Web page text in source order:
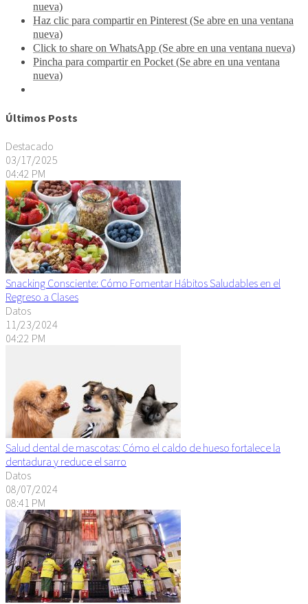
nueva)
Haz clic para compartir en Pinterest (Se abre en una ventana
nueva)
Click to share on WhatsApp (Se abre en una ventana nueva)
Pincha para compartir en Pocket (Se abre en una ventana
nueva)
Últimos Posts
Destacado
03/17/2025
04:42 PM
Snacking Consciente: Cómo Fomentar Hábitos Saludables en el
Regreso a Clases
Datos
11/23/2024
04:22 PM
Salud dental de mascotas: Cómo el caldo de hueso fortalece la
dentadura y reduce el sarro
Datos
08/07/2024
08:41 PM